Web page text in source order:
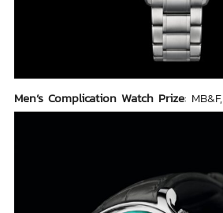
Men’s Complication Watch Prize: MB&F,